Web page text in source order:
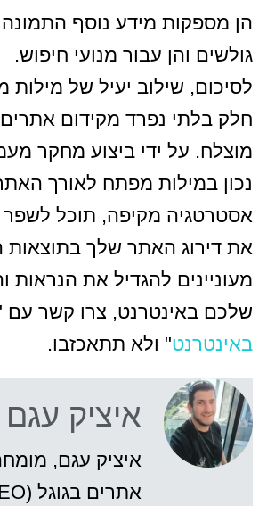
הן מספקות מידע נוסף התמונה
גולשים והן עבור מנועי חיפוש.
לסיכום, שילוב יעיל של
חלק בלתי נפרד מקידום אתרים
מוצלח. על ידי ביצוע מחקר
נכון במילות מפתח לאורך
אסטרטגיה מקיפה, תוכל
את דירוג האתר שלך בתוצאות
מעוניינים להגדיל את הנראות
שלכם באינטרנט, צרו קשר עם
באינטרנט" ולא תתאכזבו.
איציק עגם
איציק עגם,